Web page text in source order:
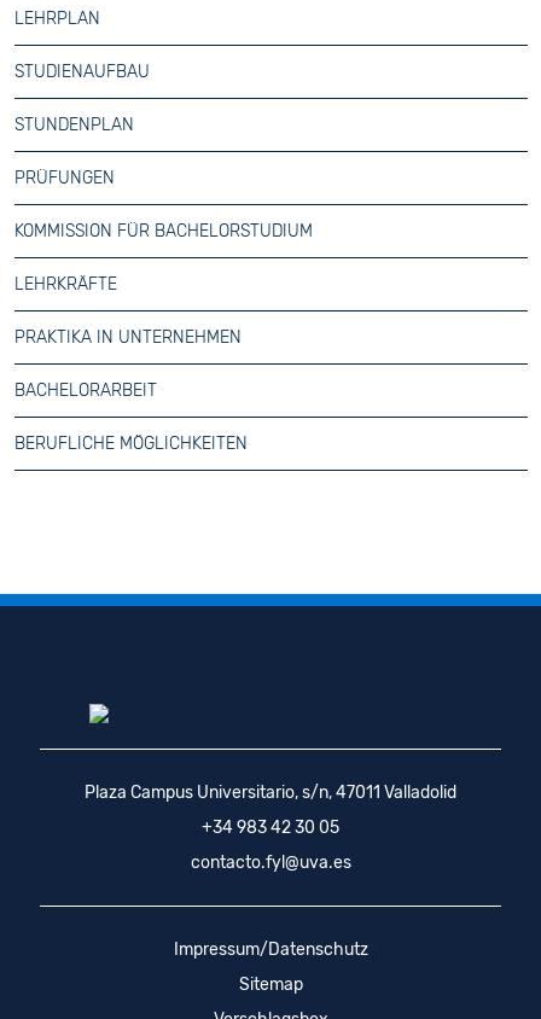
LEHRPLAN
STUDIENAUFBAU
STUNDENPLAN
PRÜFUNGEN
KOMMISSION FÜR BACHELORSTUDIUM
LEHRKRÄFTE
PRAKTIKA IN UNTERNEHMEN
BACHELORARBEIT
BERUFLICHE MÖGLICHKEITEN
Plaza Campus Universitario, s/n, 47011 Valladolid
+34 983 42 30 05
contacto.fyl@uva.es
Impressum/Datenschutz
Sitemap